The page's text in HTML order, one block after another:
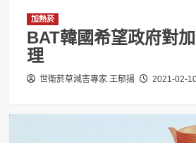
加熱菸
BAT韓國希望政府對
理
世衛菸草減害專家 王郁揚 2021-02-